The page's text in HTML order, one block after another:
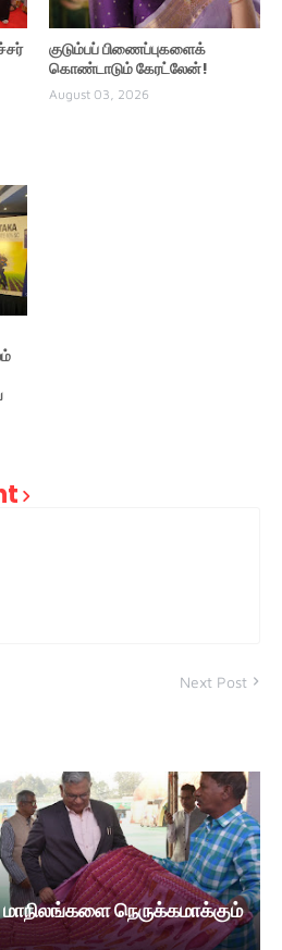
குடும்பப் பிணைப்புகளைக்
கொண்டாடும் கேரட்லேன்!
August 03, 2026
Next Post
நெருக்கமாக்கும்